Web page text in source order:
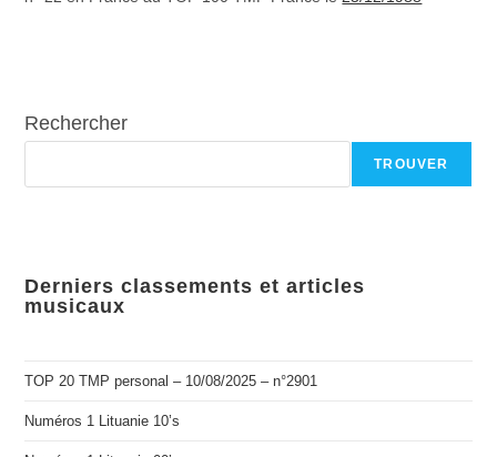
Rechercher
TROUVER
Derniers classements et articles
musicaux
TOP 20 TMP personal – 10/08/2025 – n°2901
Numéros 1 Lituanie 10’s